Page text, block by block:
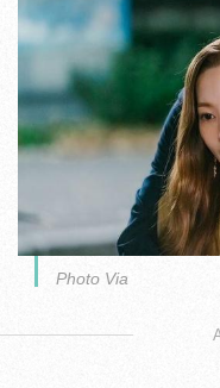
Photo Via